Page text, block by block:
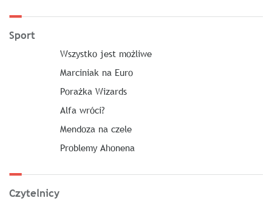
Sport
Wszystko jest możliwe
Marciniak na Euro
Porażka Wizards
Alfa wróci?
Mendoza na czele
Problemy Ahonena
Czytelnicy